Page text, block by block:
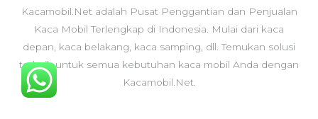
Kacamobil.Net adalah Pusat Penggantian dan Penjualan
Kaca Mobil Terlengkap di Indonesia. Mulai dari kaca
depan, kaca belakang, kaca samping, dll. Temukan solusi
terbaik untuk semua kebutuhan kaca mobil Anda dengan
Kacamobil.Net.